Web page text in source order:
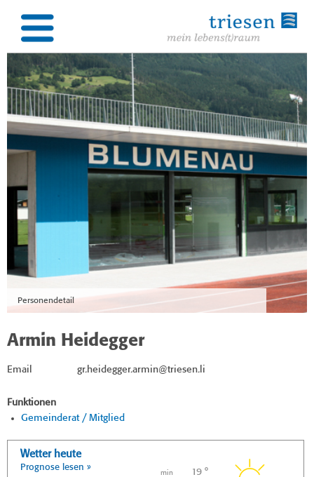
Personendetail
Armin Heidegger
Email gr.heidegger.armin@triesen.li
Funktionen
Gemeinderat / Mitglied
Wetter heute
Prognose lesen »
min 19 °